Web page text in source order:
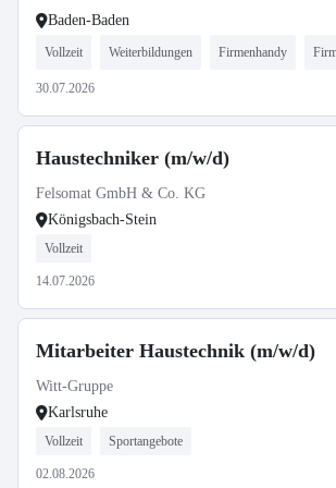
Baden-Baden
Vollzeit Weiterbildungen Firmenhandy
30.07.2026
Haustechniker (m/w/d)
Felsomat GmbH & Co. KG
Königsbach-Stein
Vollzeit
14.07.2026
Mitarbeiter Haustechnik (m/w/d)
Witt-Gruppe
Karlsruhe
Vollzeit Sportangebote
02.08.2026